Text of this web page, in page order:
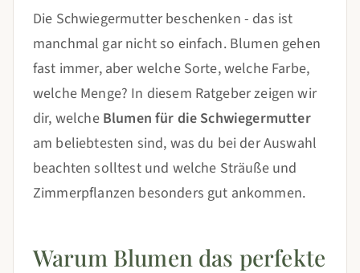
Die Schwiegermutter beschenken - das ist
manchmal gar nicht so einfach. Blumen gehen
fast immer, aber welche Sorte, welche Farbe,
welche Menge? In diesem Ratgeber zeigen wir
dir, welche Blumen für die Schwiegermutter
am beliebtesten sind, was du bei der Auswahl
beachten solltest und welche Sträuße und
Zimmerpflanzen besonders gut ankommen.
Warum Blumen das perfekte